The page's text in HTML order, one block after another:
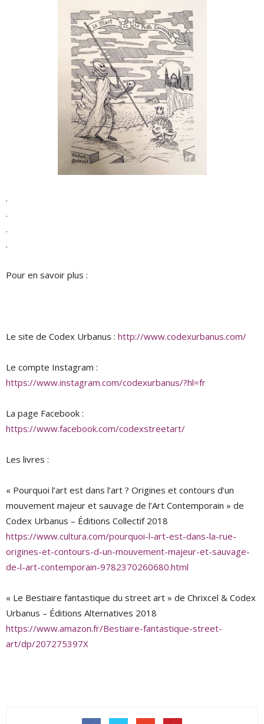
.
.
.
.
Pour en savoir plus :
Le site de Codex Urbanus : http://www.codexurbanus.com/
Le compte Instagram :
https://www.instagram.com/codexurbanus/?hl=fr
La page Facebook :
https://www.facebook.com/codexstreetart/
Les livres :
« Pourquoi l’art est dans l’art ? Origines et contours d’un
mouvement majeur et sauvage de l’Art Contemporain » de
Codex Urbanus – Éditions Collectif 2018
https://www.cultura.com/pourquoi-l-art-est-dans-la-rue-
origines-et-contours-d-un-mouvement-majeur-et-sauvage-
de-l-art-contemporain-9782370260680.html
« Le Bestiaire fantastique du street art » de Chrixcel & Codex
Urbanus – Éditions Alternatives 2018
https://www.amazon.fr/Bestiaire-fantastique-street-
art/dp/207275397X